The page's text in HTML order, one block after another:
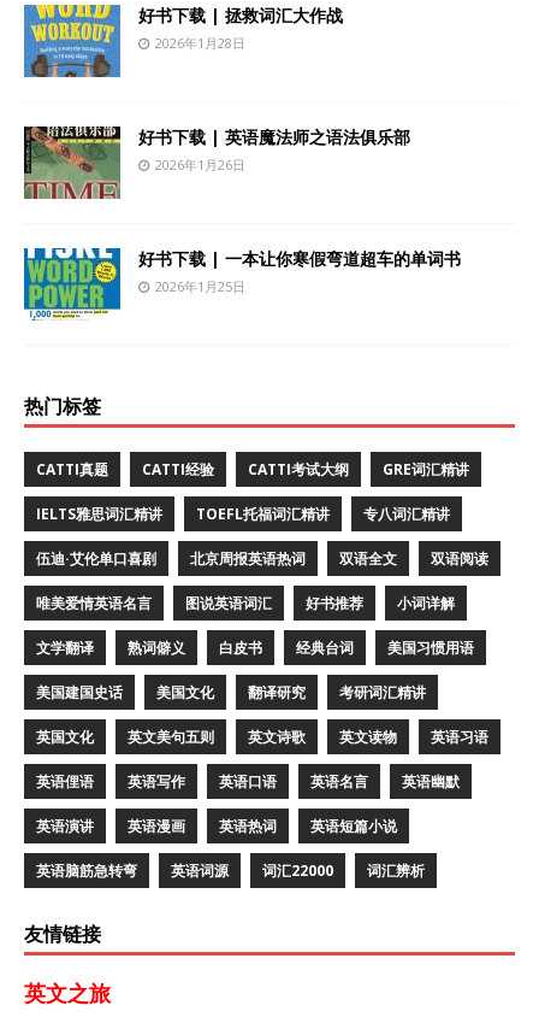
好书下载 | 拯救词汇大作战
2026年1月28日
好书下载 | 英语魔法师之语法俱乐部
2026年1月26日
好书下载 | 一本让你寒假弯道超车的单词书
2026年1月25日
热门标签
CATTI真题 CATTI经验 CATTI考试大纲 GRE词汇精讲
IELTS雅思词汇精讲 TOEFL托福词汇精讲 专八词汇精讲
伍迪·艾伦单口喜剧 北京周报英语热词 双语全文 双语阅读
唯美爱情英语名言 图说英语词汇 好书推荐 小词详解
文学翻译 熟词僻义 白皮书 经典台词 美国习惯用语
美国建国史话 美国文化 翻译研究 考研词汇精讲
英国文化 英文美句五则 英文诗歌 英文读物 英语习语
英语俚语 英语写作 英语口语 英语名言 英语幽默
英语演讲 英语漫画 英语热词 英语短篇小说
英语脑筋急转弯 英语词源 词汇22000 词汇辨析
友情链接
英文之旅